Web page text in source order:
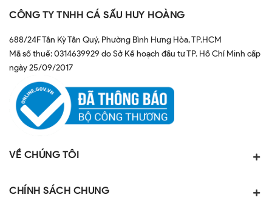
CÔNG TY TNHH CÁ SẤU HUY HOÀNG
688/24F Tân Kỳ Tân Quý, Phường Bình Hưng Hòa, TP.HCM
Mã số thuế: 0314639929 do Sở Kế hoạch đầu tư TP. Hồ Chí Minh cấp
ngày 25/09/2017
VỀ CHÚNG TÔI
CHÍNH SÁCH CHUNG